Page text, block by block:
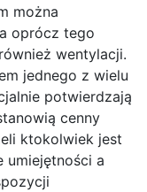
można
oprócz tego
wentylacji.
jednego z wielu
potwierdzają
cenny
ktokolwiek jest
umiejętności a